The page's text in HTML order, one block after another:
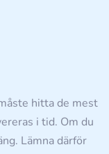
hitta de mest
i tid. Om du
Lämna därför